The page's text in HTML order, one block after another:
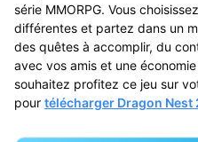
série MMORPG. Vous
différentes et partez dans un
des quêtes à accomplir, du
avec vos amis et une
souhaitez profitez ce jeu sur
pour télécharger Dragon Nest